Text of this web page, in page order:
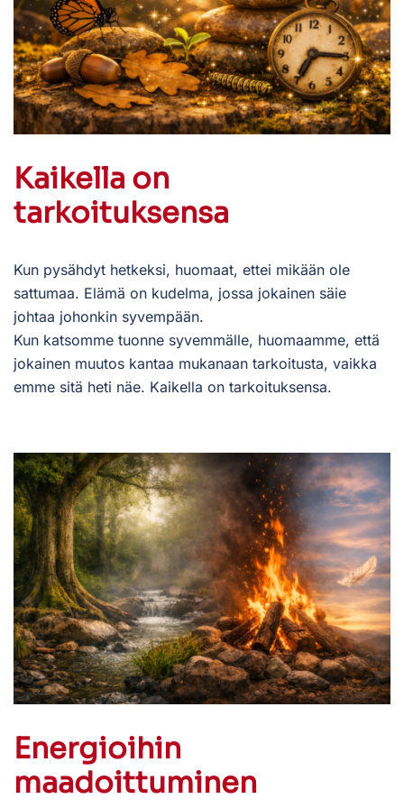
Kaikella on
tarkoituksensa
Kun pysähdyt hetkeksi, huomaat, ettei mikään ole
sattumaa. Elämä on kudelma, jossa jokainen säie
johtaa johonkin syvempään.
Kun katsomme tuonne syvemmälle, huomaamme, että
jokainen muutos kantaa mukanaan tarkoitusta, vaikka
emme sitä heti näe. Kaikella on tarkoituksensa.
Energioihin
maadoittuminen